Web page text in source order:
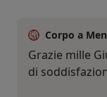
Corpo a
Grazie mille
di